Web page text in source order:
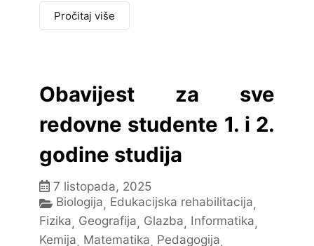
Pročitaj više
Obavijest za sve
redovne studente 1. i 2.
godine studija
7 listopada, 2025
Biologija, Edukacijska rehabilitacija,
Fizika, Geografija, Glazba, Informatika,
Kemija, Matematika, Pedagogija,